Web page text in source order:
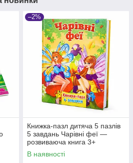
–2%
Книжка-пазл дитяча 5 пазлів
5 завдань Чарівні феї —
розвиваюча книга 3+
В наявності